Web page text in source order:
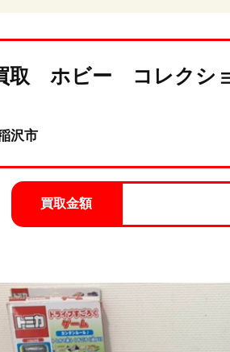
取 ホビー コレクシ
沢市
買取金額